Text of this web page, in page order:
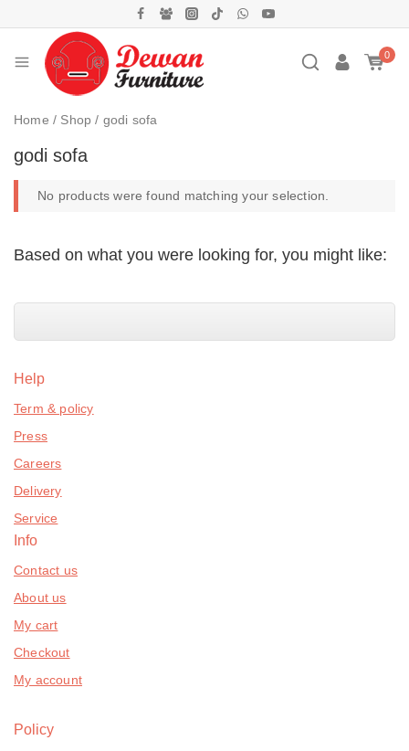
0
Home / Shop / godi sofa
godi sofa
No products were found matching your selection.
Based on what you were looking for, you might like:
Help
Term & policy
Press
Careers
Delivery
Service
Info
Contact us
About us
My cart
Checkout
My account
Policy